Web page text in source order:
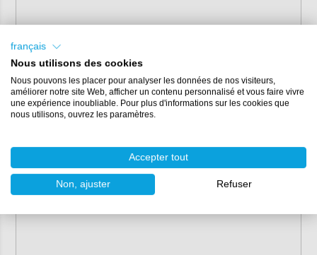
français
Nous utilisons des cookies
Nous pouvons les placer pour analyser les données de nos visiteurs,
améliorer notre site Web, afficher un contenu personnalisé et vous faire vivre
une expérience inoubliable. Pour plus d'informations sur les cookies que
nous utilisons, ouvrez les paramètres.
Accepter tout
Non, ajuster Refuser